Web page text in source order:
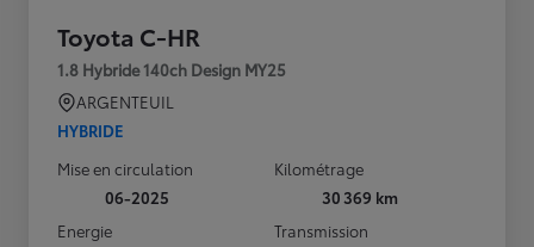
Toyota C-HR
1.8 Hybride 140ch Design MY25
ARGENTEUIL
HYBRIDE
Mise en circulation
06-2025
Kilométrage
30 369 km
Energie
Transmission